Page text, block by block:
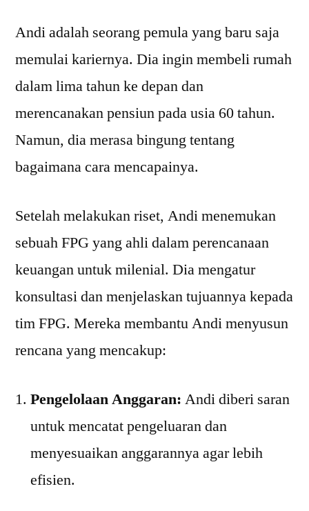
Andi adalah seorang pemula yang baru saja
memulai kariernya. Dia ingin membeli rumah
dalam lima tahun ke depan dan
merencanakan pensiun pada usia 60 tahun.
Namun, dia merasa bingung tentang
bagaimana cara mencapainya.
Setelah melakukan riset, Andi menemukan
sebuah FPG yang ahli dalam perencanaan
keuangan untuk milenial. Dia mengatur
konsultasi dan menjelaskan tujuannya kepada
tim FPG. Mereka membantu Andi menyusun
rencana yang mencakup:
Pengelolaan Anggaran: Andi diberi saran
untuk mencatat pengeluaran dan
menyesuaikan anggarannya agar lebih
efisien.